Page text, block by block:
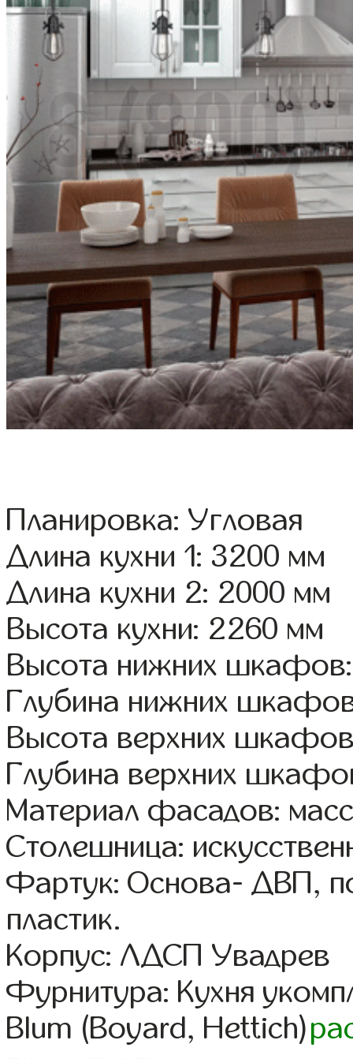
Планировка: Угловая
Длина кухни 1: 3200 мм
Длина кухни 2: 2000 мм
Высота кухни: 2260 мм
Высота нижних
Глубина нижних
Высота верхних
Глубина верхних
Материал фасадов:
Столешница:
Фартук: Основа- ДВП,
пластик.
Корпус: ЛДСП Увадрев
Фурнитура: Кухня
Blum (Boyard, Hettich)